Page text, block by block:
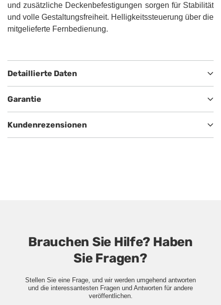
und zusätzliche Deckenbefestigungen sorgen für Stabilität
und volle Gestaltungsfreiheit. Helligkeitssteuerung über die
mitgelieferte Fernbedienung.
Detaillierte Daten
Garantie
Kundenrezensionen
Brauchen Sie Hilfe? Haben
Sie Fragen?
Stellen Sie eine Frage, und wir werden umgehend antworten
und die interessantesten Fragen und Antworten für andere
veröffentlichen.